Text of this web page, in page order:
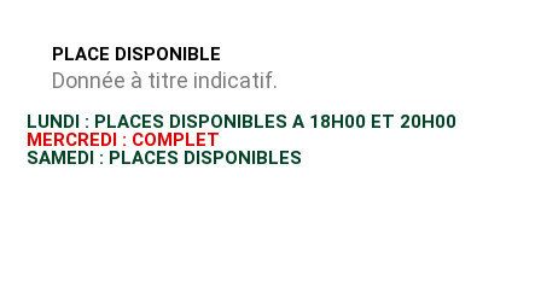
PLACE DISPONIBLE
Donnée à titre indicatif.
LUNDI : PLACES DISPONIBLES A 18H00 ET 20H00
MERCREDI : COMPLET
SAMEDI : PLACES DISPONIBLES